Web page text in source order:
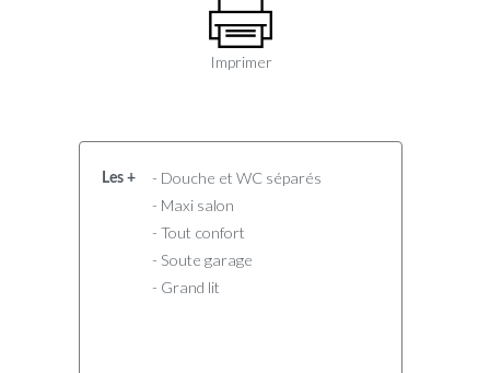
Imprimer
Les +
- Douche et WC séparés
- Maxi salon
- Tout confort
- Soute garage
- Grand lit